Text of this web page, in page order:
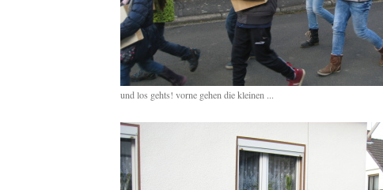
und los gehts! vorne gehen die kleinen ...